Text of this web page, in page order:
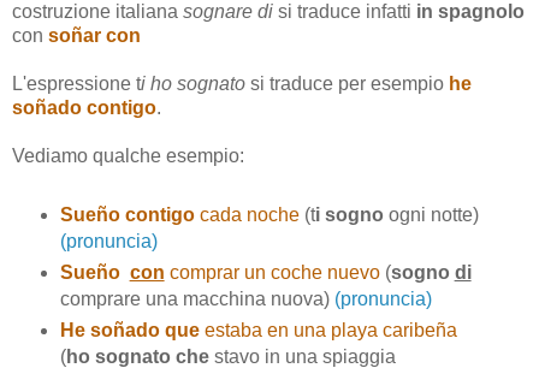
costruzione italiana sognare di si traduce infatti in spagnolo
con soñar con
L'espressione ti ho sognato si traduce per esempio he
soñado contigo.
Vediamo qualche esempio:
Sueño contigocada noche(ti sogno ogni notte)
(pronuncia)
Sueño con comprar un coche nuevo(sogno di
comprare una macchina nuova) (pronuncia)
He soñado queestaba en una playa caribeña
(ho sognato chestavo in una spiaggia